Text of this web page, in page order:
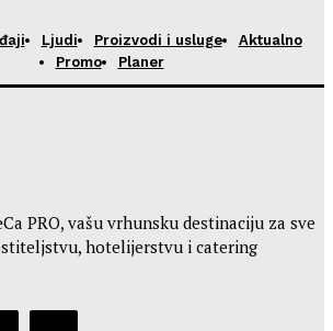
Ljudi Proizvodi i usluge
Aktualno
Promo
Planer
PRO, vašu vrhunsku destinaciju za sve
hotelijerstvu i catering